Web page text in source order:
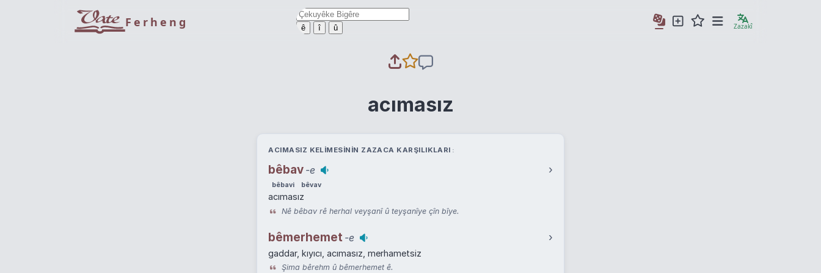
Ferheng ê î û Zazakî
acımasız
ACIMASIZ KELIMESININ ZAZACA KARŞILIKLARI
bêbav -e ›
bêbavi bêvav
acımasız
Nê bêbav rê herhal veyşanî û teyşanîye çîn bîye.
bêmerhemet -e ›
gaddar, kıyıcı, acımasız, merhametsiz
Şima bêrehm û bêmerhemet ê.